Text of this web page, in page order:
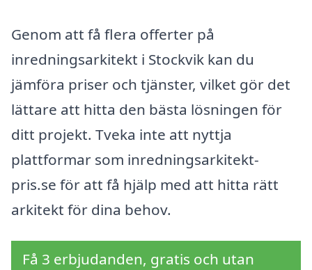
Genom att få flera offerter på
inredningsarkitekt i Stockvik kan du
jämföra priser och tjänster, vilket gör det
lättare att hitta den bästa lösningen för
ditt projekt. Tveka inte att nyttja
plattformar som inredningsarkitekt-
pris.se för att få hjälp med att hitta rätt
arkitekt för dina behov.
Få 3 erbjudanden, gratis och utan